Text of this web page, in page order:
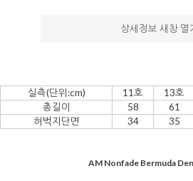
상세정보 새창 열
실측(단위:cm) 11호 13호
총길이
58 61
허벅지단면
34 35
AM Nonfade Bermuda